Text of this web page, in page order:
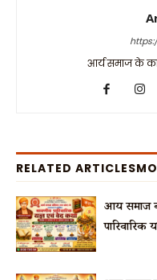
आर्य समाज के
RELATED ARTICLES
आर्य समाज